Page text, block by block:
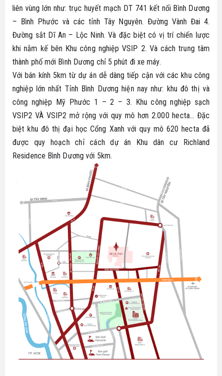
liên vùng lớn như: trục huyết mạch DT 741 kết nối Bình Dương
– Bình Phước và các tỉnh Tây Nguyên. Đường Vành Đai 4.
Đường sắt Dĩ An – Lộc Ninh. Và đặc biệt có vị trí chiến lược
khi nằm kế bên Khu công nghiệp VSIP 2. Và cách trung tâm
thành phố mới Bình Dương chỉ 5 phút đi xe máy.
Với bán kính 5km từ dự án dễ dàng tiếp cận với các khu công
nghiệp lớn nhất Tỉnh Bình Dương hiện nay như: khu đô thị và
công nghiệp Mỹ Phước 1 – 2 – 3. Khu công nghiệp sạch
VSIP2 VÀ VSIP2 mở rộng với quy mô hơn 2.000 hecta… Đặc
biệt khu đô thị đại học Cổng Xanh với quy mô 620 hecta đã
được quy hoạch chỉ cách dự án Khu dân cư Richland
Residence Bình Dương với 5km.